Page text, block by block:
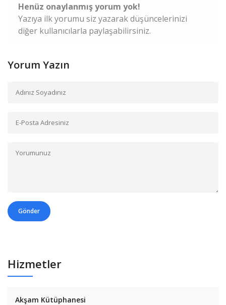
Henüz onaylanmış yorum yok!
Yazıya ilk yorumu siz yazarak düşüncelerinizi
diğer kullanıcılarla paylaşabilirsiniz.
Yorum Yazın
Gönder
Hizmetler
Akşam Kütüphanesi